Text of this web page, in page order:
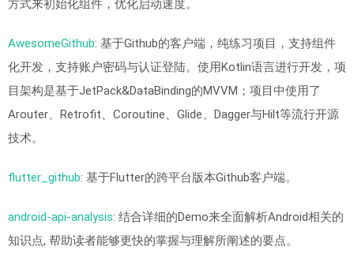
方式来初始化组件，优化启动速度。
AwesomeGithub: 基于Github的客户端，纯练习项目，支持组件
化开发，支持账户密码与认证登陆。使用Kotlin语言进行开发，项
目架构是基于JetPack&DataBinding的MVVM；项目中使用了
Arouter、Retrofit、Coroutine、Glide、Dagger与Hilt等流行开源
技术。
flutter_github: 基于Flutter的跨平台版本Github客户端。
android-api-analysis: 结合详细的Demo来全面解析Android相关的
知识点, 帮助读者能够更快的掌握与理解所阐述的要点。